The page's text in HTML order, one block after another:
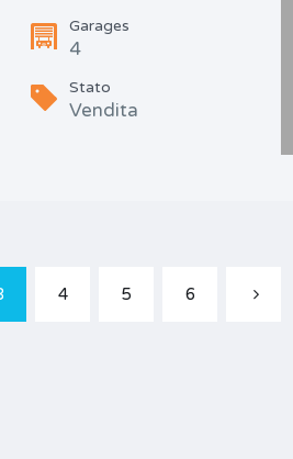
Garages
4
Stato
Vendita
4 5 6